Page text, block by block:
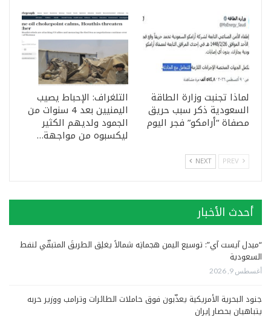
لماذا تجنبت وزارة الطاقة
السعودية ذكر سبب حريق
مصفاة “أرامكو” فجر اليوم
التلغراف: الإحباط يصيب
اليمنيين بعد 4 سنوات من
الجمود ولديهم الكثير
ليكسبوه من مواجهة…
NEXT
أحدث الأخبار
“ميدل آيست آي”: توسيع اليمن هجماتِه شمالاً يغلِق الطريقَ المتبقّي لنفط
السعودية
أغسطس 9, 2026
جنود البحرية الأمريكية يعذّبون فوق حاملات الطائرات وترامب ووزير حربه
يتباهيان بحصار إيران